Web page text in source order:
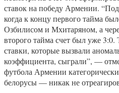
ставок на победу Армении.
когда к концу первого тайма
Озбилисом и Мхитаряном, а
второго тайма счет был уже 3:0.
ставки, которые вызвали
коэффициента, сыграли”, —
футбола Армении
белорусы — никак не